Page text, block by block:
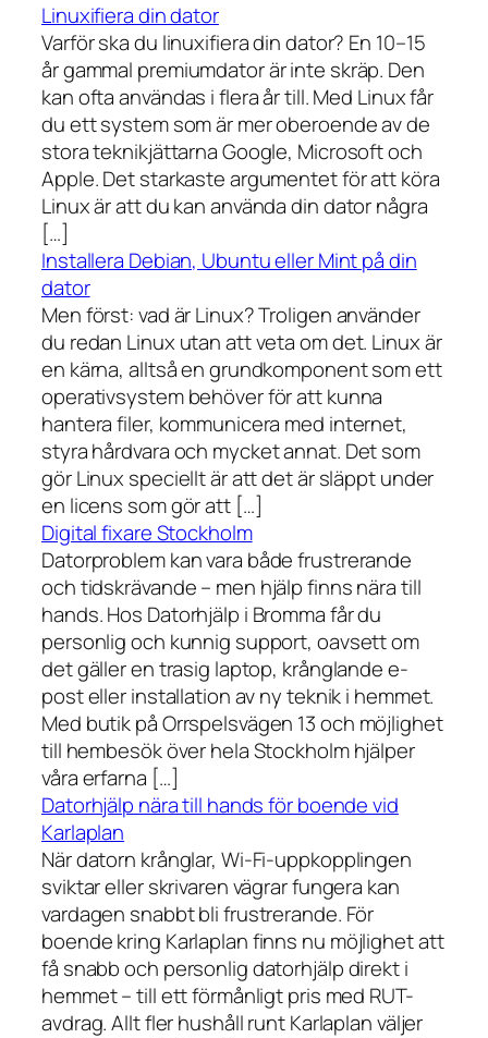
Linuxifiera din dator
Varför ska du linuxifiera din dator? En 10–15
år gammal premiumdator är inte skräp. Den
kan ofta användas i flera år till. Med Linux får
du ett system som är mer oberoende av de
stora teknikjättarna Google, Microsoft och
Apple. Det starkaste argumentet för att köra
Linux är att du kan använda din dator några
[…]
Installera Debian, Ubuntu eller Mint på din
dator
Men först: vad är Linux? Troligen använder
du redan Linux utan att veta om det. Linux är
en kärna, alltså en grundkomponent som ett
operativsystem behöver för att kunna
hantera filer, kommunicera med internet,
styra hårdvara och mycket annat. Det som
gör Linux speciellt är att det är släppt under
en licens som gör att […]
Digital fixare Stockholm
Datorproblem kan vara både frustrerande
och tidskrävande – men hjälp finns nära till
hands. Hos Datorhjälp i Bromma får du
personlig och kunnig support, oavsett om
det gäller en trasig laptop, krånglande e-
post eller installation av ny teknik i hemmet.
Med butik på Orrspelsvägen 13 och möjlighet
till hembesök över hela Stockholm hjälper
våra erfarna […]
Datorhjälp nära till hands för boende vid
Karlaplan
När datorn krånglar, Wi-Fi-uppkopplingen
sviktar eller skrivaren vägrar fungera kan
vardagen snabbt bli frustrerande. För
boende kring Karlaplan finns nu möjlighet att
få snabb och personlig datorhjälp direkt i
hemmet – till ett förmånligt pris med RUT-
avdrag. Allt fler hushåll runt Karlaplan väljer